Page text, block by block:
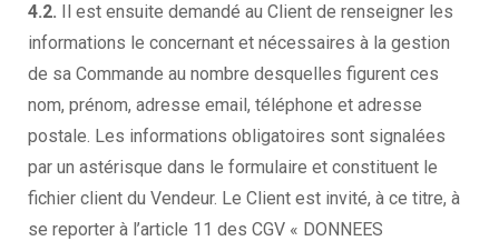
4.2. Il est ensuite demandé au Client de renseigner les
informations le concernant et nécessaires à la gestion
de sa Commande au nombre desquelles figurent ces
nom, prénom, adresse email, téléphone et adresse
postale. Les informations obligatoires sont signalées
par un astérisque dans le formulaire et constituent le
fichier client du Vendeur. Le Client est invité, à ce titre, à
se reporter à l’article 11 des CGV « DONNEES